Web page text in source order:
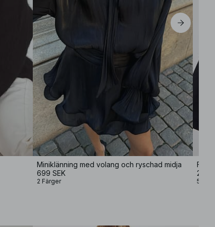
Miniklänning med volang och ryschad midja
699 SEK
2 Färger
249
5